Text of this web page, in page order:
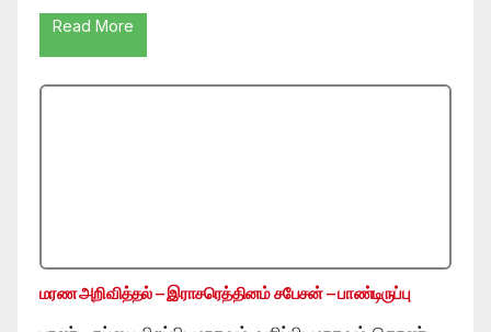
Read More
மரண அறிவித்தல் – இராசரெத்தினம் சபேசன் – பாண்டிருப்பு